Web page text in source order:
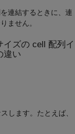
連結するときに、連
ません。
ズの cell 配列イ
違い
します。たとえば、